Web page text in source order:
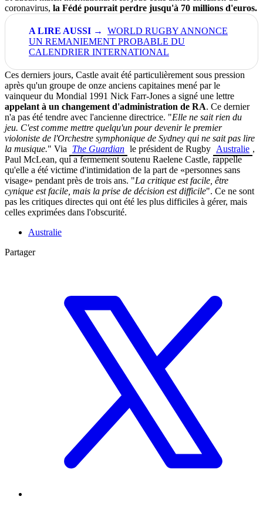
coronavirus, la Fédé pourrait perdre jusqu'à 70 millions d'euros.
WORLD RUGBY ANNONCE
UN REMANIEMENT PROBABLE DU
CALENDRIER INTERNATIONAL
Ces derniers jours, Castle avait été particulièrement sous pression
après qu'un groupe de onze anciens capitaines mené par le
vainqueur du Mondial 1991 Nick Farr-Jones a signé une lettre
appelant à un changement d'administration de RA. Ce dernier
n'a pas été tendre avec l'ancienne directrice. "Elle ne sait rien du
jeu. C'est comme mettre quelqu'un pour devenir le premier
violoniste de l'Orchestre symphonique de Sydney qui ne sait pas lire
la musique." Via The Guardian le président de Rugby Australie ,
Paul McLean, qui a fermement soutenu Raelene Castle, rappelle
qu'elle a été victime d'intimidation de la part de «personnes sans
visage» pendant près de trois ans. "La critique est facile, être
cynique est facile, mais la prise de décision est difficile". Ce ne sont
pas les critiques directes qui ont été les plus difficiles à gérer, mais
celles exprimées dans l'obscurité.
Australie
Partager